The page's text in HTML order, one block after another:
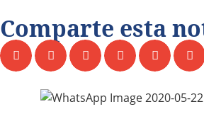
Comparte esta